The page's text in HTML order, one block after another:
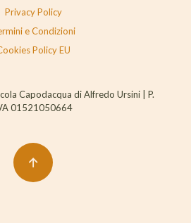
Privacy Policy
e Condizioni
Policy EU
Capodacqua di Alfredo Ursini | P.
01521050664